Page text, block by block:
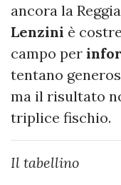
ancora la
Lenzini è
campo per
tentano
ma il risultato
triplice fischio.
Il tabellino